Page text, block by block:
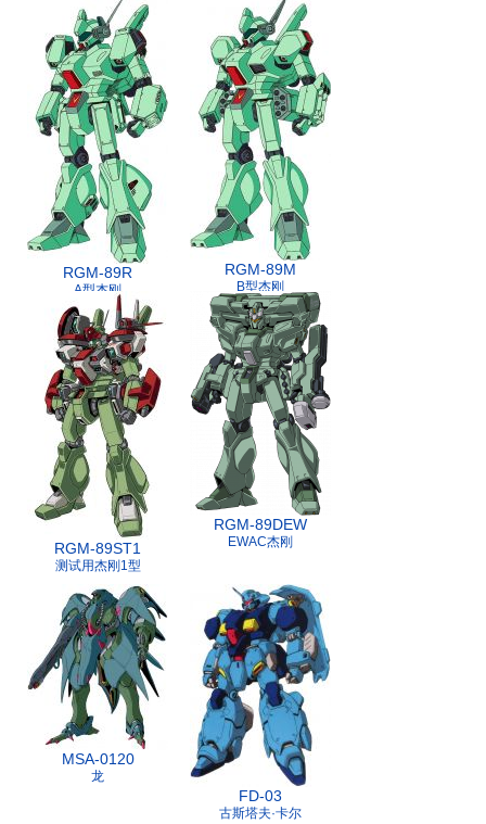
RGM-89R
A型杰刚
RGM-89M
B型杰刚
RGM-89ST1
测试用杰刚1型
RGM-89DEW
EWAC杰刚
MSA-0120
龙
FD-03
古斯塔夫·卡尔